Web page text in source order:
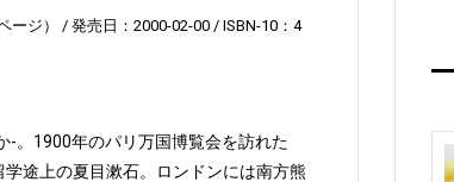
ージ） 発売日：2000-02-00
ISBN-10：4
-。1900年のパリ万国博覧会を訪れた
途上の夏目漱石。ロンドンには南方熊